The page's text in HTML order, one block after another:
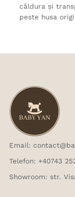
căldura și
peste husa
Email:
Telefon: +40743
Showroom: str.